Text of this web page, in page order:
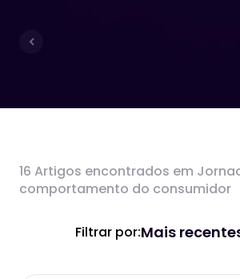
16 Artigos encontrados em
comportamento do consumidor
Filtrar por:Mais